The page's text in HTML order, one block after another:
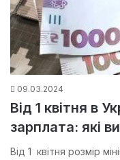
09.03.2024
Від 1 квітня в
зарплата: які
Від 1 квітня розмір